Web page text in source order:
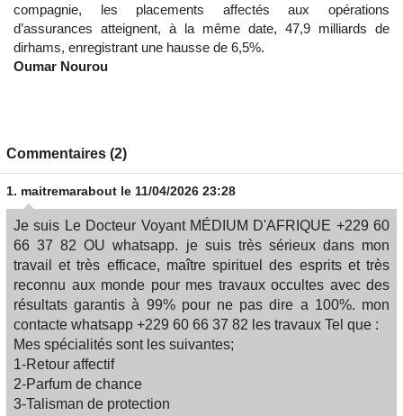
compagnie, les placements affectés aux opérations
d’assurances atteignent, à la même date, 47,9 milliards de
dirhams, enregistrant une hausse de 6,5%.
Oumar Nourou
Commentaires (2)
1. maitremarabout le 11/04/2026 23:28
Je suis Le Docteur Voyant MÉDIUM D'AFRIQUE +229 60
66 37 82 OU whatsapp. je suis très sérieux dans mon
travail et très efficace, maître spirituel des esprits et très
reconnu aux monde pour mes travaux occultes avec des
résultats garantis à 99% pour ne pas dire a 100%. mon
contacte whatsapp +229 60 66 37 82 les travaux Tel que :
Mes spécialités sont les suivantes;
1-Retour affectif
2-Parfum de chance
3-Talisman de protection